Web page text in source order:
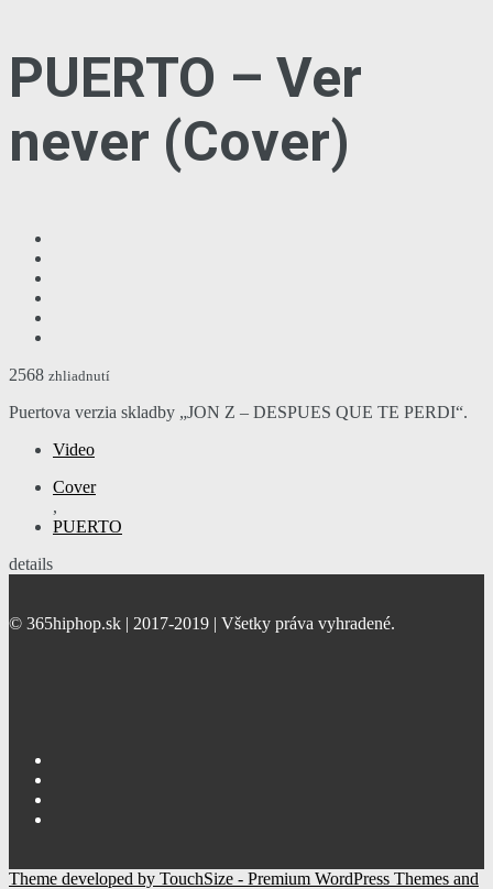
PUERTO – Ver
never (Cover)
2568 zhliadnutí
Puertova verzia skladby „JON Z – DESPUES QUE TE PERDI“.
Video
Cover
,
PUERTO
details
© 365hiphop.sk | 2017-2019 | Všetky práva vyhradené.
Theme developed by TouchSize - Premium WordPress Themes and